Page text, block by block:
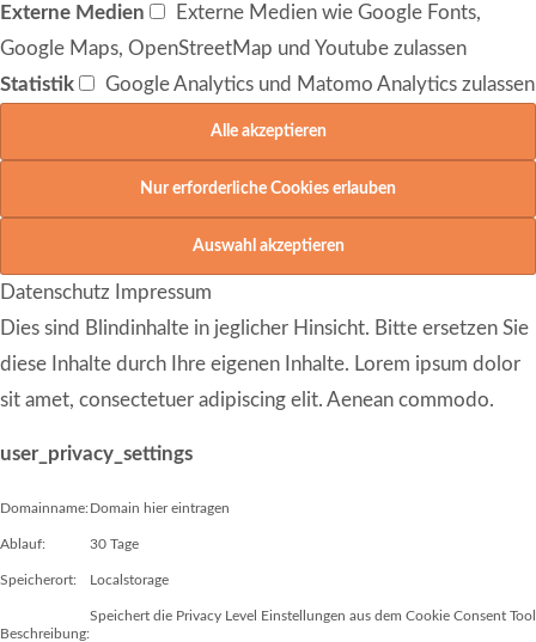
Externe Medien
Externe Medien wie Google Fonts,
Google Maps, OpenStreetMap und Youtube zulassen
Statistik
Google Analytics und Matomo Analytics zulassen
Datenschutz
Impressum
Dies sind Blindinhalte in jeglicher Hinsicht. Bitte ersetzen Sie
diese Inhalte durch Ihre eigenen Inhalte. Lorem ipsum dolor
sit amet, consectetuer adipiscing elit. Aenean commodo.
user_privacy_settings
Domainname: Domain hier eintragen
Ablauf: 30 Tage
Speicherort: Localstorage
Beschreibung:
Speichert die Privacy Level Einstellungen aus dem Cookie Consent Tool